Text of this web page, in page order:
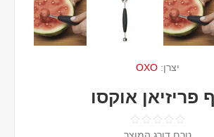
יצרן: OXO
פריזיאן אוקסו